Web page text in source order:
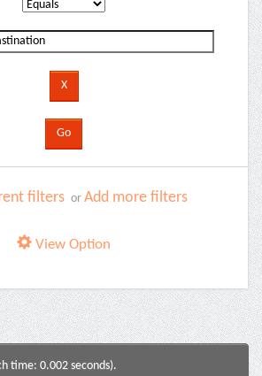
filters or Add more filters
View Option
time: 0.002 seconds).